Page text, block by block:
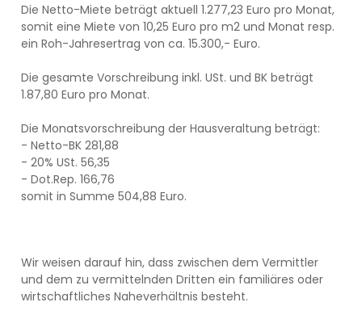
Die Netto-Miete beträgt aktuell 1.277,23 Euro pro Monat,
somit eine Miete von 10,25 Euro pro m2 und Monat resp.
ein Roh-Jahresertrag von ca. 15.300,- Euro.
Die gesamte Vorschreibung inkl. USt. und BK beträgt
1.87,80 Euro pro Monat.
Die Monatsvorschreibung der Hausveraltung beträgt:
- Netto-BK 281,88
- 20% USt. 56,35
- Dot.Rep. 166,76
somit in Summe 504,88 Euro.
Wir weisen darauf hin, dass zwischen dem Vermittler
und dem zu vermittelnden Dritten ein familiäres oder
wirtschaftliches Naheverhältnis besteht.